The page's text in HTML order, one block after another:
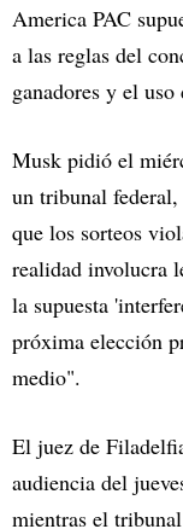
America PAC
a las reglas del
ganadores y el
Musk pidió el
un tribunal federal,
que los sorteos
realidad involucra
la supuesta
próxima elección
medio".
El juez de
audiencia del
mientras el